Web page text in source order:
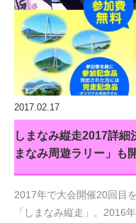
2017.02.17
しまなみ縦走2017詳
まなみ周遊ラリー」も
2017年で大会開催20回目
「しまなみ縦走」。2016